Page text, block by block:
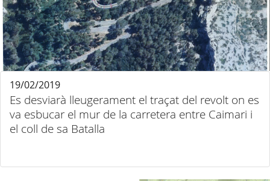
Es desviarà lleugerament el traçat del revolt on es
va esbucar el mur de la carretera entre Caimari i
el coll de sa Batalla
19/02/2019